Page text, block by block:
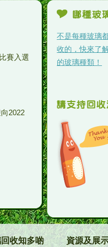
賽入選
2022
不是每種玻璃
收的，快來了
的玻璃種類！
收知多啲 資源及展